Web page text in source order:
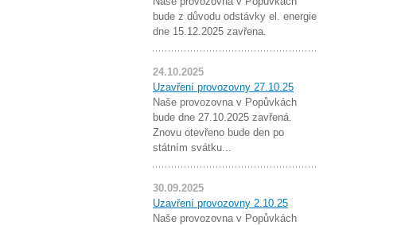
bude z důvodu odstávky el. energie
dne 15.12.2025 zavřena.
24.10.2025
Uzavření provozovny 27.10.25
Naše provozovna v Popůvkách
bude dne 27.10.2025 zavřená.
Znovu otevřeno bude den po
státním svátku...
30.09.2025
Uzavření provozovny 2.10.25
Naše provozovna v Popůvkách